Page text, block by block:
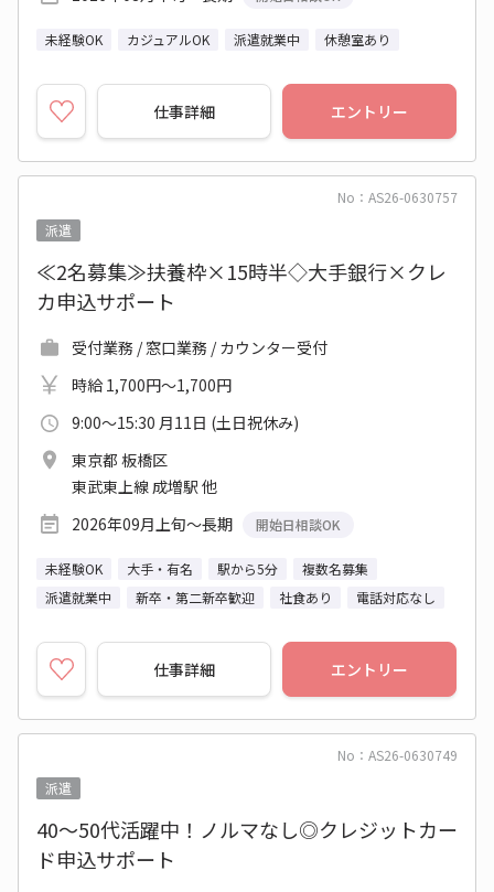
未経験OK カジュアルOK 派遣就業中 休憩室あり
仕事詳細 エントリー
No：AS26-0630757
派遣
≪2名募集≫扶養枠×15時半◇大手銀行×クレ
カ申込サポート
受付業務 / 窓口業務 / カウンター受付
時給 1,700円～1,700円
9:00～15:30 月11日 (土日祝休み)
東京都 板橋区
東武東上線 成増駅 他
2026年09月上旬～長期
開始日相談OK
未経験OK 大手・有名 駅から5分
複数名募集
派遣就業中
新卒・第二新卒歓迎 社食あり 電話対応なし
仕事詳細 エントリー
No：AS26-0630749
派遣
40～50代活躍中！ノルマなし◎クレジットカー
ド申込サポート